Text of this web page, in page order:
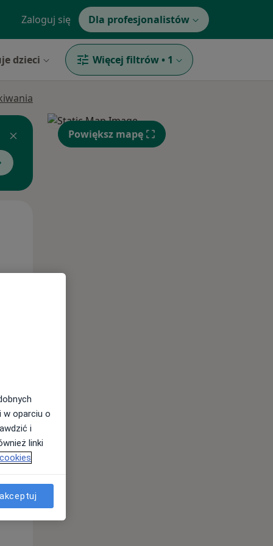
Zaloguj się Dla profesjonalistów
dzieci Więcej filtrów • 1
Pon,
10 Sie
Powiększ mapę
w oparciu o
i
linki